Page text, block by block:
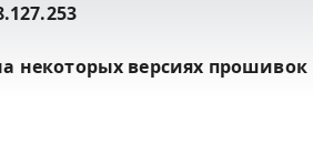
некоторых версиях прошивок